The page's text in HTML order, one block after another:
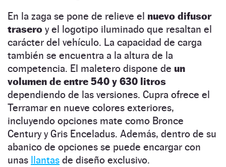
En la zaga se pone de relieve el nuevo difusor
trasero y el logotipo iluminado que resaltan el
carácter del vehículo. La capacidad de carga
también se encuentra a la altura de la
competencia. El maletero dispone de un
volumen de entre 540 y 630 litros
dependiendo de las versiones. Cupra ofrece el
Terramar en nueve colores exteriores,
incluyendo opciones mate como Bronce
Century y Gris Enceladus. Además, dentro de su
abanico de opciones se puede encargar con
unas llantas de diseño exclusivo.